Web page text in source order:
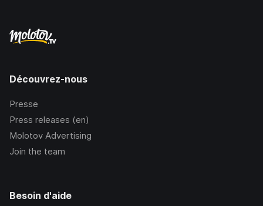
Découvrez-nous
Presse
Press releases (en)
Molotov Advertising
Join the team
Besoin d'aide